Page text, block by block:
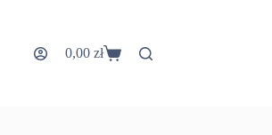
Koszyk
0,00 zł